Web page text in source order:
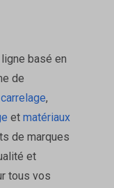
basé en
de
carrelage,
et matériaux
de marques
et
tous vos